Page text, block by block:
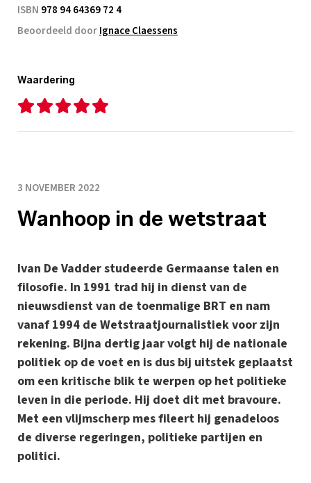
ISBN 978 94 64369 72 4
Beoordeeld doorIgnace Claessens
Waardering
3 NOVEMBER 2022
Wanhoop in de wetstraat
Ivan De Vadder studeerde Germaanse talen en
filosofie. In 1991 trad hij in dienst van de
nieuwsdienst van de toenmalige BRT en nam
vanaf 1994 de Wetstraatjournalistiek voor zijn
rekening. Bijna dertig jaar volgt hij de nationale
politiek op de voet en is dus bij uitstek geplaatst
om een kritische blik te werpen op het politieke
leven in die periode. Hij doet dit met bravoure.
Met een vlijmscherp mes fileert hij genadeloos
de diverse regeringen, politieke partijen en
politici.